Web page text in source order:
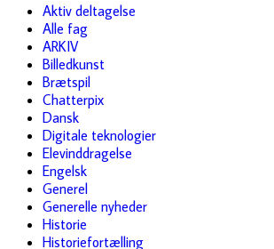
Aktiv deltagelse
Alle fag
ARKIV
Billedkunst
Brætspil
Chatterpix
Dansk
Digitale teknologier
Elevinddragelse
Engelsk
Generel
Generelle nyheder
Historie
Historiefortælling